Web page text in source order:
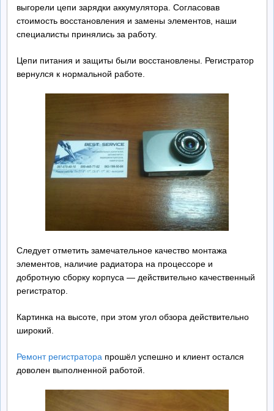
выгорели цепи зарядки аккумулятора. Согласовав
стоимость восстановления и замены элементов, наши
специалисты принялись за работу.
Цепи питания и защиты были восстановлены. Регистратор
вернулся к нормальной работе.
Следует отметить замечательное качество монтажа
элементов, наличие радиатора на процессоре и
добротную сборку корпуса — действительно качественный
регистратор.
Картинка на высоте, при этом угол обзора действительно
широкий.
Ремонт регистратора прошёл успешно и клиент остался
доволен выполненной работой.